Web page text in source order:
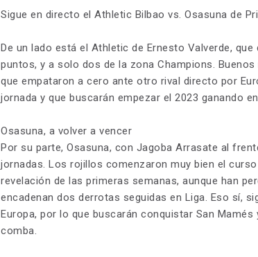
Sigue en directo el Athletic Bilbao vs. Osasuna de
De un lado está el Athletic de Ernesto Valverde,
puntos, y a solo dos de la zona Champions.
que empataron a cero ante otro rival directo por
jornada y que buscarán empezar el 2023 ganando
Osasuna, a volver a vencer
Por su parte, Osasuna, con Jagoba Arrasate al
jornadas. Los rojillos comenzaron muy bien el
revelación de las primeras semanas, aunque han
encadenan dos derrotas seguidas en Liga. Eso sí,
Europa, por lo que buscarán conquistar San
comba.